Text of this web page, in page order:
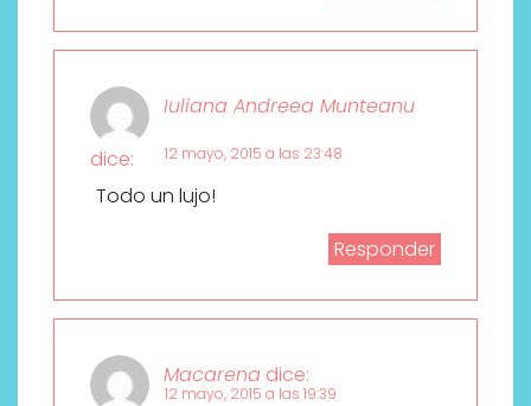
Iuliana Andreea Munteanu
dice:
12 mayo, 2015 a las 23:48
Todo un lujo!
Responder
Macarena dice:
12 mayo, 2015 a las 19:39